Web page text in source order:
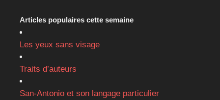
Articles populaires cette semaine
Les yeux sans visage
Traits d’auteurs
San-Antonio et son langage particulier